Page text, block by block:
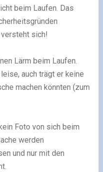
beim Laufen. Das
sich!
Lärm beim Laufen.
auch trägt er keine
machen könnten (zum
Foto von sich beim
werden
und nur mit den